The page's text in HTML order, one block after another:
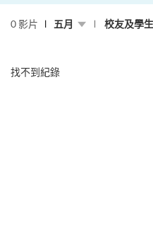
0 影片 五月 校友及學
找不到紀錄